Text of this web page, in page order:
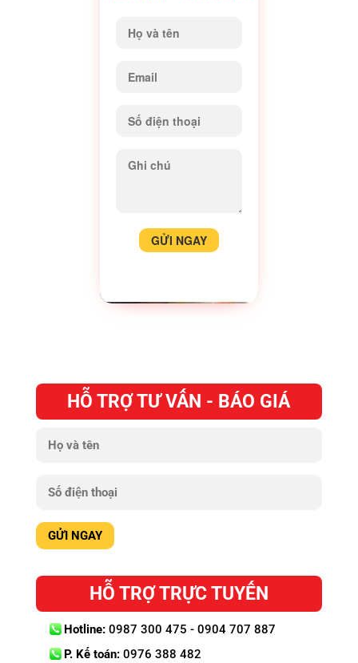
HỖ TRỢ TƯ VẤN - BÁO GIÁ
HỖ TRỢ TRỰC TUYẾN
Hotline:0987 300 475 - 0904 707 887
P. Kế toán:0976 388 482